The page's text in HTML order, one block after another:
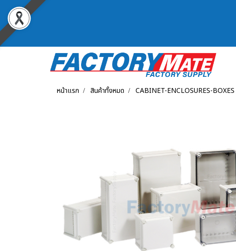
หน้าแรก สินค้าทั้งหมด CABINET-ENCLOSURES-BOXES